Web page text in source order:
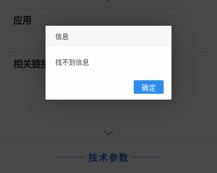
应用
相关链接
技术参数
信息
找不到信息
确定